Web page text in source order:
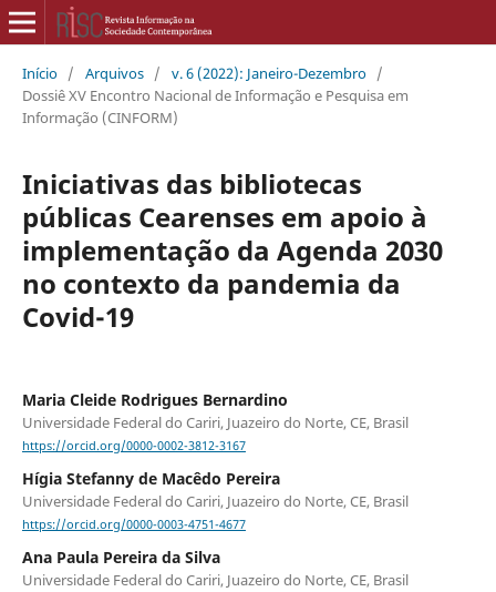
Início / Arquivos / v. 6 (2022): Janeiro-Dezembro /
Dossiê XV Encontro Nacional de Informação e Pesquisa em
Informação (CINFORM)
Iniciativas das bibliotecas
públicas Cearenses em apoio à
implementação da Agenda 2030
no contexto da pandemia da
Covid-19
Maria Cleide Rodrigues Bernardino
Universidade Federal do Cariri, Juazeiro do Norte, CE, Brasil
https://orcid.org/0000-0002-3812-3167
Hígia Stefanny de Macêdo Pereira
Universidade Federal do Cariri, Juazeiro do Norte, CE, Brasil
https://orcid.org/0000-0003-4751-4677
Ana Paula Pereira da Silva
Universidade Federal do Cariri, Juazeiro do Norte, CE, Brasil